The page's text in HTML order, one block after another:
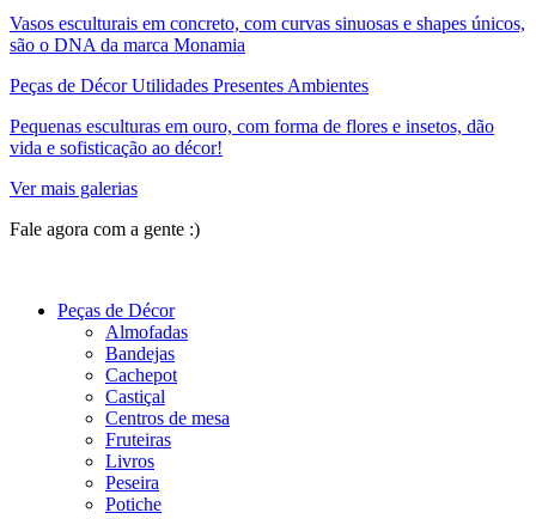
Vasos esculturais em concreto, com curvas sinuosas e shapes únicos,
são o DNA da marca Monamia
Peças de Décor Utilidades Presentes Ambientes
Pequenas esculturas em ouro, com forma de flores e insetos, dão
vida e sofisticação ao décor!
Ver mais galerias
Fale agora com a gente :)
Peças de Décor
Almofadas
Bandejas
Cachepot
Castiçal
Centros de mesa
Fruteiras
Livros
Peseira
Potiche